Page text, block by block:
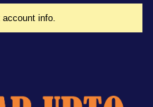
account info.